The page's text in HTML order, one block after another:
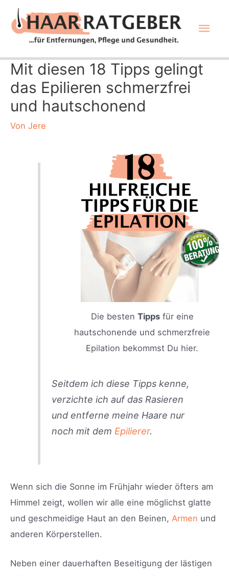
Inhalt
springen
Mit diesen 18 Tipps gelingt
das Epilieren schmerzfrei
und hautschonend
Von Jere
Die besten Tippsfür eine
hautschonende und schmerzfreie
Epilation bekommst Du hier.
Seitdem ich diese Tipps kenne,
verzichte ich auf das Rasieren
und entferne meine Haare nur
noch mit dem Epilierer.
Wenn sich die Sonne im Frühjahr wieder öfters am
Himmel zeigt, wollen wir alle eine möglichst glatte
und geschmeidige Haut an den Beinen, Armen und
anderen Körperstellen.
Neben einer dauerhaften Beseitigung der lästigen